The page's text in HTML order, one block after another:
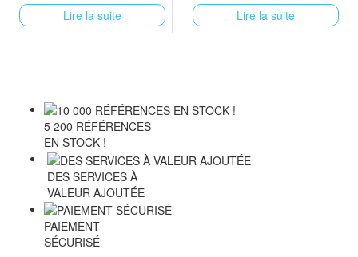
Lire la suite Lire la suite
5 200 RÉFÉRENCES
EN STOCK !
DES SERVICES À
VALEUR AJOUTÉE
PAIEMENT
SÉCURISÉ